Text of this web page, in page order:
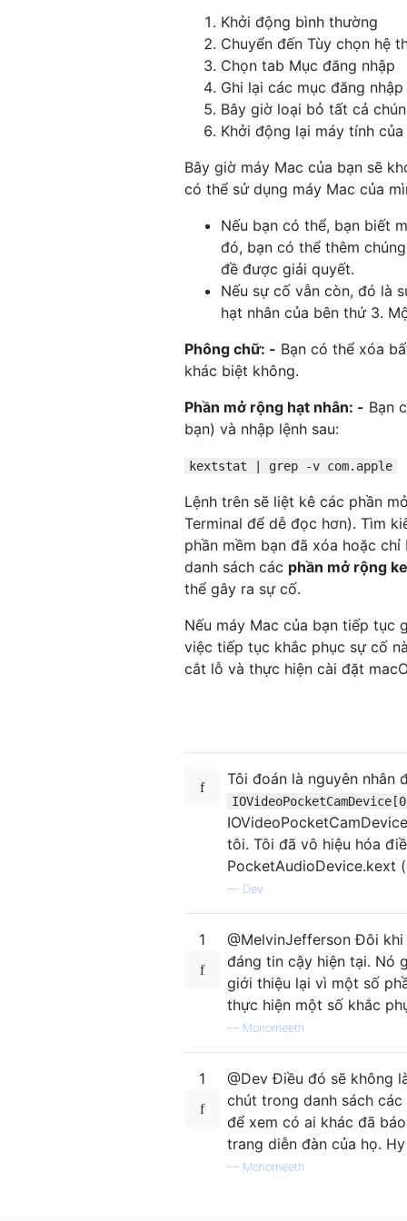
com.apple.driver.AppleLPC 3.1
com.apple.filesystems.apfs
com.apple.driver.AppleAHCIPort
com.apple.filesystems.hfs.kext
com.apple.BootCache 40
com.apple.driver.AppleRTC 2.0
com.apple.driver.AppleHPET 1.8
com.apple.driver.AppleSMBIOS
com.apple.driver.AppleACPIEC
com.apple.driver.AppleAPIC 1.7
com.apple.security.TMSafeNet 8
com.apple.security.quarantine
com.apple.driver.AppleSSE 1.0
com.apple.iokit.IOSerialF
com.apple.AppleGPUWrangler
com.apple.driver.DspFuncLib
com.apple.kext.OSvKernDSPLib
com.apple.driver.IOPl
com.apple.kext.AMDSupport 1.6.0
com.apple.iokit.IONDRVSupport
com.apple.iokit.IOHDAF Family
com.apple.iokit.IO80211F
com.apple.driver.mDNS
com.apple.driver.corecapture
Khởi động bình thường
Chuyển đến Tùy chọn hệ
Chọn tab Mục đăng nhập
Ghi lại các mục đăng
Bây giờ loại bỏ tất cả
Khởi động lại máy tính của
Bây giờ máy Mac của bạn sẽ
có thể sử dụng máy Mac của
Nếu bạn có thể, bạn biết
đó, bạn có thể thêm
đề được giải quyết.
Nếu sự cố vẫn còn, đó là
hạt nhân của bên thứ 3.
Phông chữ: - Bạn có thể xóa
khác biệt không.
Phần mở rộng hạt nhân: - Bạn
bạn) và nhập lệnh sau:
kextstat | grep -v com.apple
Lệnh trên sẽ liệt kê các phần
Terminal để dễ đọc hơn). Tìm
phần mềm bạn đã xóa hoặc
danh sách các phần mở rộng
thể gây ra sự cố.
Nếu máy Mac của bạn tiếp tục
việc tiếp tục khắc phục sự cố
cắt lỗ và thực hiện cài đặt
Tôi đoán là nguyên nhân
tôi. Tôi đã vô hiệu hóa
PocketAudioDevice.kext
— Dev
1
@MelvinJefferson Đôi
đáng tin cậy hiện tại. Nó
giới thiệu lại vì một số
thực hiện một số khắc
— Monomeeth
1
@Dev Điều đó sẽ không
chút trong danh sách
để xem có ai khác đã
trang diễn đàn của họ.
— Monomeeth